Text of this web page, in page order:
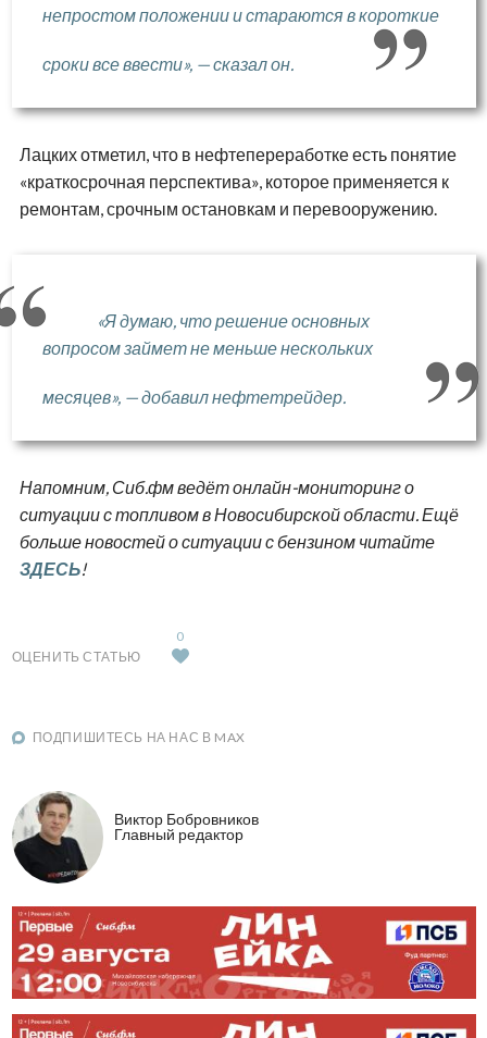
непростом положении и стараются в короткие
сроки все ввести», — сказал он.
Лацких отметил, что в нефтепереработке есть понятие
«краткосрочная перспектива», которое применяется к
ремонтам, срочным остановкам и перевооружению.
«Я думаю, что решение основных
вопросом займет не меньше нескольких
месяцев», — добавил нефтетрейдер.
Напомним, Сиб.фм ведёт онлайн-мониторинг о
ситуации с топливом в Новосибирской области. Ещё
больше новостей о ситуации с бензином читайте
ЗДЕСЬ!
ОЦЕНИТЬ СТАТЬЮ
0
ПОДПИШИТЕСЬ НА НАС В MAX
Виктор Бобровников
Главный редактор